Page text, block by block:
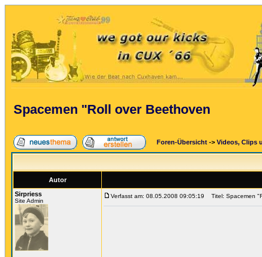
Spacemen "Roll over Beethoven
Foren-Übersicht -> Videos, Clips
Autor
Sirpriess
Site Admin
Verfasst am: 08.05.2008 09:05:19 Titel: Spacemen